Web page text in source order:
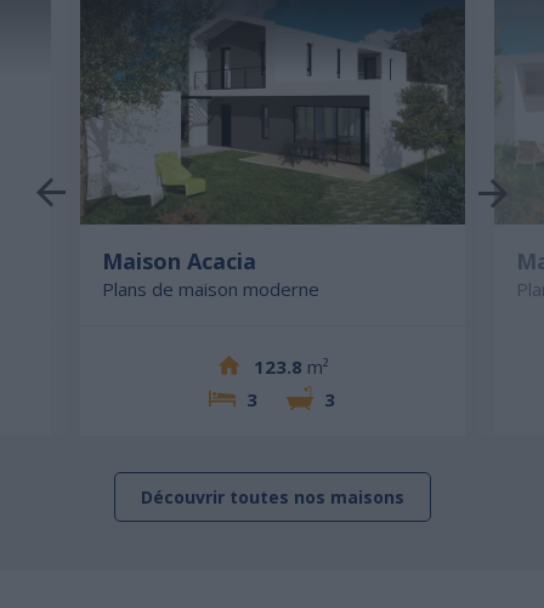
Maison Acacia
Plans de maison moderne
123.8 m²
3
3
Découvrir toutes nos maisons